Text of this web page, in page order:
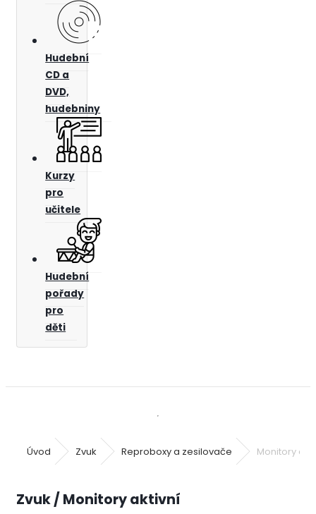
Hudební
CD a
DVD,
hudebniny
Kurzy
pro
učitele
Hudební
pořady
pro
děti
Úvod Zvuk Reproboxy a zesilovače Monitory
Zvuk / Monitory aktivní